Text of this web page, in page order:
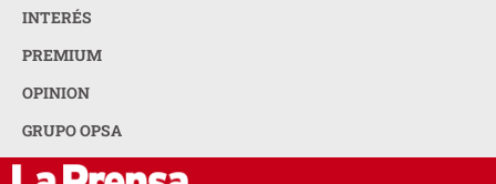
INTERÉS
PREMIUM
OPINION
GRUPO OPSA